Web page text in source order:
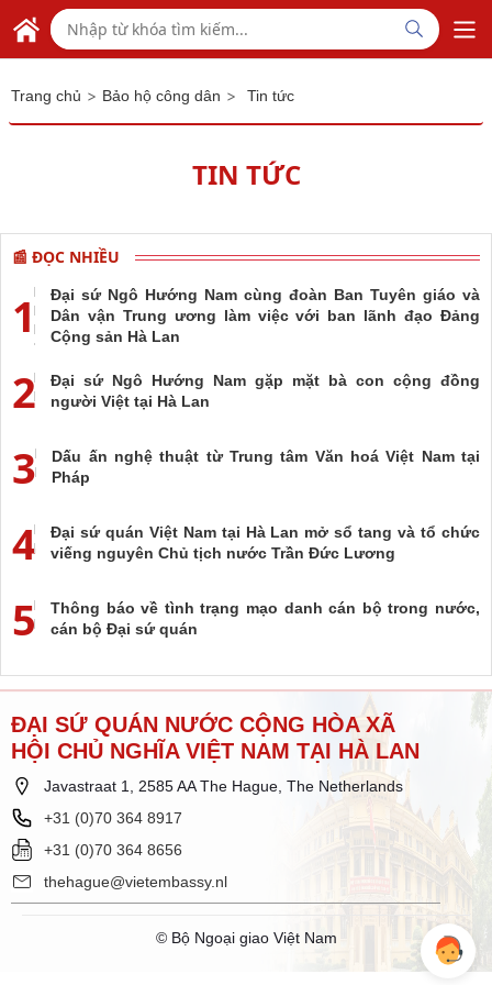
Skip to Main Content
ĐẠI SỨ QUÁN VIỆT NAM
TẠI HÀ LAN
Trang chủ > Bảo hộ công dân > Tin tức
TIN TỨC
📰 ĐỌC NHIỀU
1
Đại sứ Ngô Hướng Nam cùng đoàn Ban Tuyên giáo và
Dân vận Trung ương làm việc với ban lãnh đạo Đảng
Cộng sản Hà Lan
2
Đại sứ Ngô Hướng Nam gặp mặt bà con cộng đồng
người Việt tại Hà Lan
3
Dấu ấn nghệ thuật từ Trung tâm Văn hoá Việt Nam tại
Pháp
4
Đại sứ quán Việt Nam tại Hà Lan mở sổ tang và tổ chức
viếng nguyên Chủ tịch nước Trần Đức Lương
5
Thông báo về tình trạng mạo danh cán bộ trong nước,
cán bộ Đại sứ quán
ĐẠI SỨ QUÁN NƯỚC CỘNG HÒA XÃ
HỘI CHỦ NGHĨA VIỆT NAM TẠI HÀ LAN
Javastraat 1, 2585 AA The Hague, The Netherlands
+31 (0)70 364 8917
+31 (0)70 364 8656
thehague@vietembassy.nl
© Bộ Ngoại giao Việt Nam